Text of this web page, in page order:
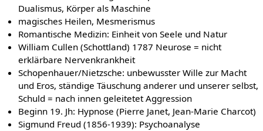
Dualismus, Körper als Maschine
magisches Heilen, Mesmerismus
Romantische Medizin: Einheit von Seele und Natur
William Cullen (Schottland) 1787 Neurose = nicht
erklärbare Nervenkrankheit
Schopenhauer/Nietzsche: unbewusster Wille zur Macht
und Eros, ständige Täuschung anderer und unserer selbst,
Schuld = nach innen geleitetet Aggression
Beginn 19. Jh: Hypnose (Pierre Janet, Jean-Marie Charcot)
Sigmund Freud (1856-1939): Psychoanalyse